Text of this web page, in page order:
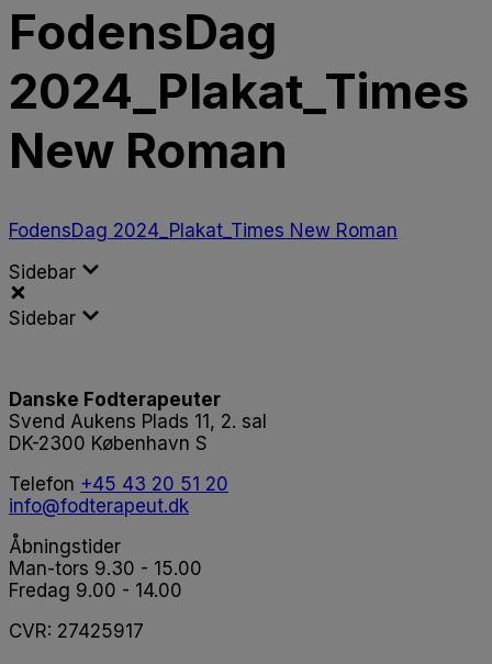
FodensDag
2024_Plakat_Times
New Roman
FodensDag 2024_Plakat_Times New Roman
Sidebar
Sidebar
Danske Fodterapeuter
Svend Aukens Plads 11, 2. sal
DK-2300 København S
Telefon +45 43 20 51 20
info@fodterapeut.dk
Åbningstider
Man-tors 9.30 - 15.00
Fredag 9.00 - 14.00
CVR: 27425917